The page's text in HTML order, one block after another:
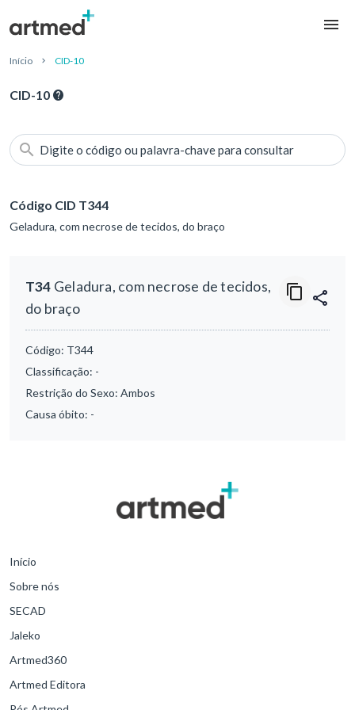
Início CID-10
CID-10
Digite o código ou palavra-chave para consultar
Código CID T344
Geladura, com necrose de tecidos, do braço
T34 Geladura, com necrose de tecidos,
do braço
Código: T344
Classificação: -
Restrição do Sexo: Ambos
Causa óbito: -
Início
Sobre nós
SECAD
Jaleko
Artmed360
Artmed Editora